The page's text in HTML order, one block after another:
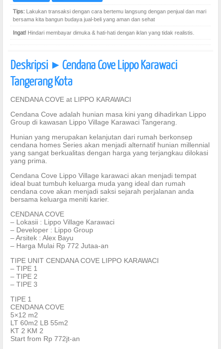
Tips: Lakukan transaksi dengan cara bertemu langsung dengan penjual dan mari
bersama kita bangun budaya jual-beli yang aman dan sehat
Ingat! Hindari membayar dimuka & hati-hati dengan iklan yang tidak realistis.
Deskripsi ] Cendana Cove Lippo Karawaci
Tangerang Kota
CENDANA COVE at LIPPO KARAWACI
Cendana Cove adalah hunian masa kini yang dihadirkan Lippo
Group di kawasan Lippo Village Karawaci Tangerang.
Hunian yang merupakan kelanjutan dari rumah berkonsep
cendana homes Series akan menjadi alternatif hunian millennial
yang sangat berkualitas dengan harga yang terjangkau dilokasi
yang prima.
Cendana Cove Lippo Village karawaci akan menjadi tempat
ideal buat tumbuh keluarga muda yang ideal dan rumah
cendana cove akan menjadi saksi sejarah perjalanan anda
bersama keluarga meniti karier.
CENDANA COVE
– Lokasii : Lippo Village Karawaci
– Developer : Lippo Group
– Arsitek : Alex Bayu
– Harga Mulai Rp 772 Jutaa-an
TIPE UNIT CENDANA COVE LIPPO KARAWACI
– TIPE 1
– TIPE 2
– TIPE 3
TIPE 1
CENDANA COVE
5×12 m2
LT 60m2 LB 55m2
KT 2 KM 2
Start from Rp 772jt-an